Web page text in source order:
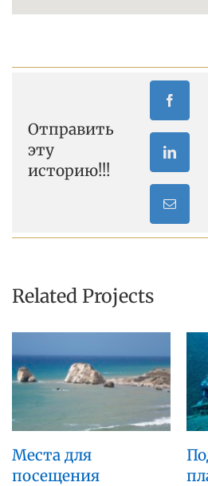
Отправить
эту
историю!!!
Related Projects
Места для
посещения